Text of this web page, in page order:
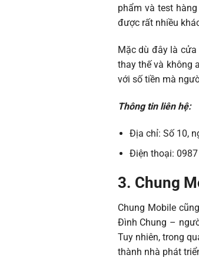
phẩm và test
được rất nhiều
Mặc dù đây là
thay thế và không
với số tiền mà
Thông tin liên hệ:
Địa chỉ: Số 10,
Điện thoại:
3. Chung
Chung Mobile
Đình Chung –
Tuy nhiên, trong
thành nhà phát